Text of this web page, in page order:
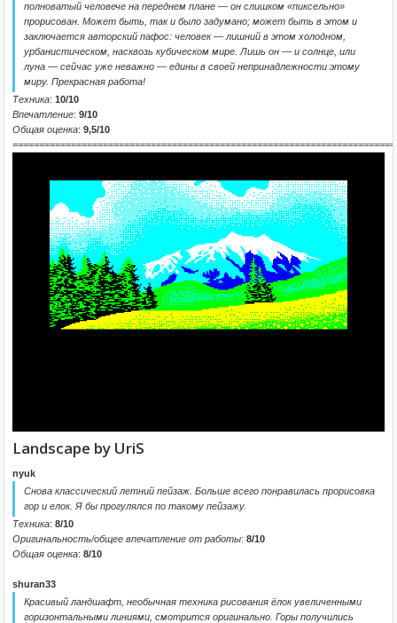
полноватый человече на переднем плане — он слишком «пиксельно»
прорисован. Может быть, так и было задумано; может быть в этом и
заключается авторский пафос: человек — лишний в этом холодном,
урбанистическом, насквозь кубическом мире. Лишь он — и солнце, или
луна — сейчас уже неважно — едины в своей непринадлежности этому
миру. Прекрасная работа!
Техника: 10/10
Впечатление: 9/10
Общая оценка: 9,5/10
Landscape by UriS
nyuk
Снова классический летний пейзаж. Больше всего понравилась прорисовка
гор и елок. Я бы прогулялся по такому пейзажу.
Техника: 8/10
Оригинальность/общее впечатление от работы: 8/10
Общая оценка: 8/10
shuran33
Красивый ландшафт, необычная техника рисования ёлок увеличенными
горизонтальными линиями, смотрится оригинально. Горы получились